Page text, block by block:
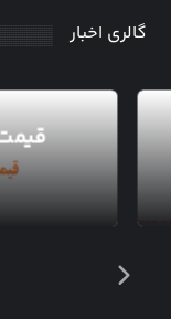
گالری اخبار
قیمت